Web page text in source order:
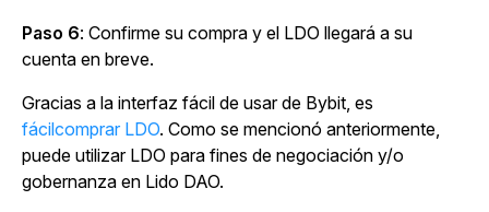
Paso 6: Confirme su compra y el LDO llegará a su
cuenta en breve.
Gracias a la interfaz fácil de usar de Bybit, es
fácilcomprar LDO. Como se mencionó anteriormente,
puede utilizar LDO para fines de negociación y/o
gobernanza en Lido DAO.